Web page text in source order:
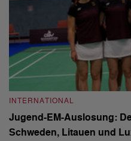
INTERNATIONAL
Jugend-EM-Auslosung:
Schweden, Litauen und